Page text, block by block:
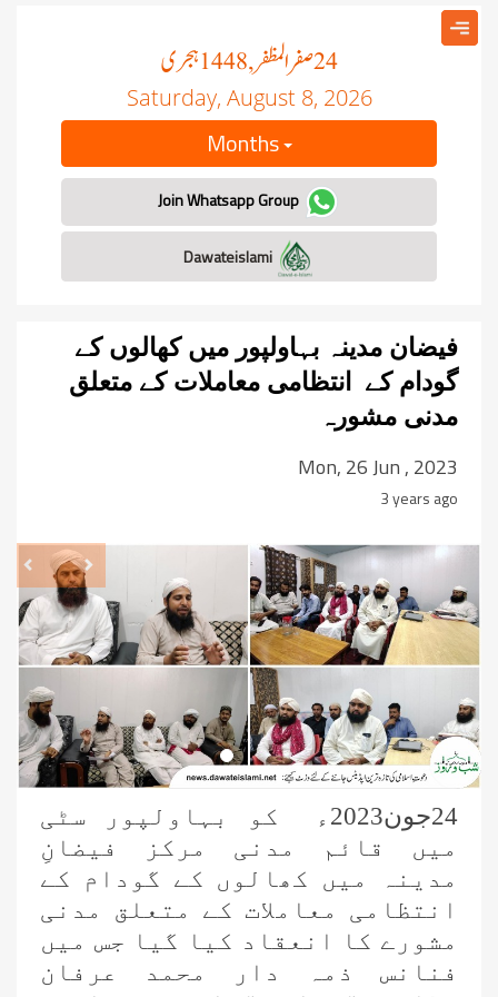
24صفر المظفر, 1448 ہجری
Saturday, August 8, 2026
Months
Join Whatsapp Group
فیضان مدینہ بہاولپور میں کھالوں کے
گودام کے انتظامی معاملات کے متعلق
مدنی مشورہ
Mon, 26 Jun , 2023
3 years ago
Next
24جون2023ء کو بہاولپور سٹی
میں قائم مدنی مرکز فیضانِ
مدینہ میں کھالوں کے گودام کے
انتظامی معاملات کے متعلق مدنی
مشورے کا انعقاد کیا گیا جس میں
فنانس ذمہ دار محمد عرفان
جامعۃ المدینہ بوائز فیضانِ غریب نواز